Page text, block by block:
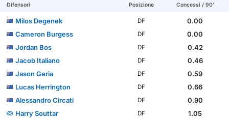
Difensori Posizione Concessi / 90'
Milos Degenek DF
0.00
Cameron Burgess
DF
0.00
Jordan Bos
DF
0.42
Jacob Italiano
DF
0.46
Jason Geria
DF
0.59
Lucas Herrington
DF
0.66
Alessandro Circati
DF
0.90
Harry Souttar
DF
1.05